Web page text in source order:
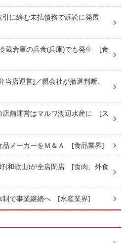
引に絡む未払債務で訴訟に発展
蔵倉庫の兵食(兵庫)でも発生 [食
店運営]／親会社が撤退判断、
店舗運営はマルワ渡辺水産に [ス
品メーカーをＭ＆Ａ [食品業界]
(和歌山)が全店閉店 [食肉、外食
制で事業継続へ [水産業界]